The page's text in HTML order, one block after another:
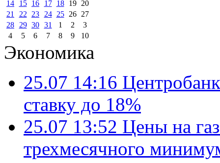
14 15 16 17 18 19
20
21
22 23 24 25 26
27
28
29 30 31 1 2
3
4
5 6 7 8 9 10
Экономика
25.07 14:16
ставку до 18%
25.07 13:52 Цены на
трехмесячного